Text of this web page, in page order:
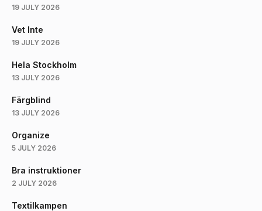
19 JULY 2026
Vet Inte
19 JULY 2026
Hela Stockholm
13 JULY 2026
Färgblind
13 JULY 2026
Organize
5 JULY 2026
Bra instruktioner
2 JULY 2026
Textilkampen